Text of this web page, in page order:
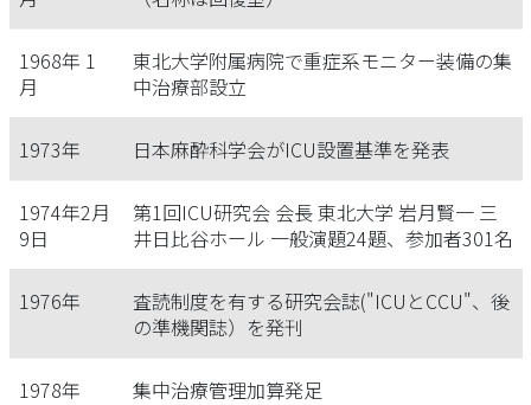
1968年 1
月
東北大学附属病院で重症系モニター装備の集
中治療部設立
1973年 日本麻酔科学会がICU設置基準を発表
1974年2月
9日
第1回ICU研究会 会長 東北大学 岩月賢一 三
井日比谷ホール 一般演題24題、参加者301名
1976年
査読制度を有する研究会誌("ICUとCCU"、後
の準機関誌）を発刊
1978年 集中治療管理加算発足